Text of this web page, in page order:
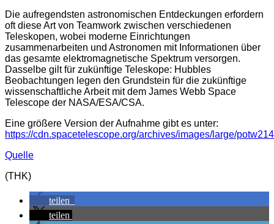
Die aufregendsten astronomischen Entdeckungen erfordern
oft diese Art von Teamwork zwischen verschiedenen
Teleskopen, wobei moderne Einrichtungen
zusammenarbeiten und Astronomen mit Informationen über
das gesamte elektromagnetische Spektrum versorgen.
Dasselbe gilt für zukünftige Teleskope: Hubbles
Beobachtungen legen den Grundstein für die zukünftige
wissenschaftliche Arbeit mit dem James Webb Space
Telescope der NASA/ESA/CSA.
Eine größere Version der Aufnahme gibt es unter:
https://cdn.spacetelescope.org/archives/images/large/
Quelle
(THK)
teilen
teilen